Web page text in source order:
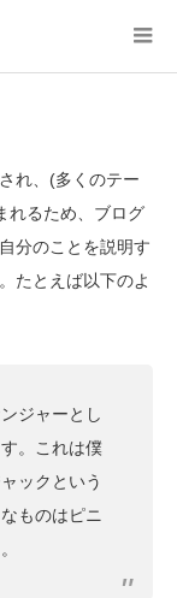
れ、(多くのテー
れるため、ブログ
分のことを説明す
たとえば以下のよ
ジャーとし
。これは僕
ックという
ものはピニ